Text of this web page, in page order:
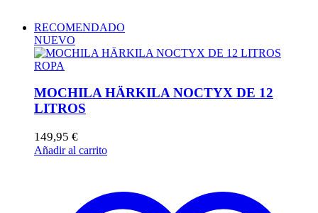
RECOMENDADO
NUEVO
ROPA
MOCHILA HÄRKILA NOCTYX DE 12
LITROS
149,95 €
Añadir al carrito